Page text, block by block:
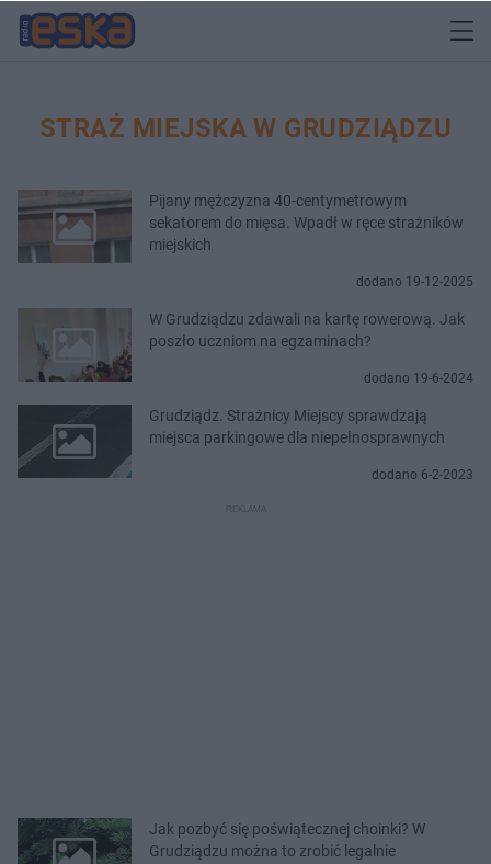
STRAŻ MIEJSKA W GRUDZIĄDZU
Pijany mężczyzna 40-centymetrowym
sekatorem do mięsa. Wpadł w ręce strażników
miejskich
dodano 19-12-2025
W Grudziądzu zdawali na kartę rowerową. Jak
poszło uczniom na egzaminach?
dodano 19-6-2024
Grudziądz. Strażnicy Miejscy sprawdzają
miejsca parkingowe dla niepełnosprawnych
dodano 6-2-2023
Jak pozbyć się poświątecznej choinki? W
Grudziądzu można to zrobić legalnie